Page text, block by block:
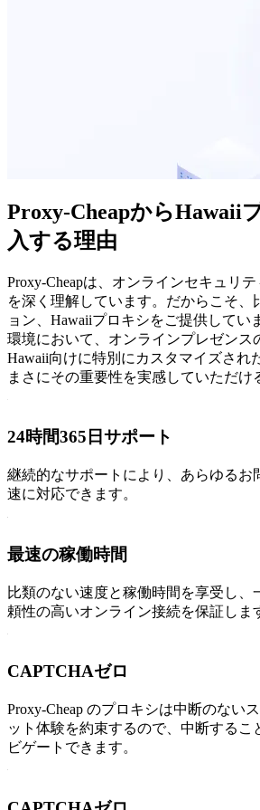
Proxy-CheapからHawaii
入する理由
Proxy-Cheapは、オンラインセキュリ
を深く理解しています。だからこそ、
ョン、Hawaiiプロキシをご提供してい
環境において、オンラインプレゼンス
Hawaii向けに特別にカスタマイズされ
まさにその重要性を実感していただけ
24時間365日サポート
継続的なサポートにより、あらゆるお
速に対応できます。
最速の稼働時間
比類のない速度と稼働時間を享受し、
頼性の高いオンライン接続を保証しま
CAPTCHAゼロ
Proxy-Cheap のプロキシは中断のない
ット体験を約束するので、中断するこ
ビゲートできます。